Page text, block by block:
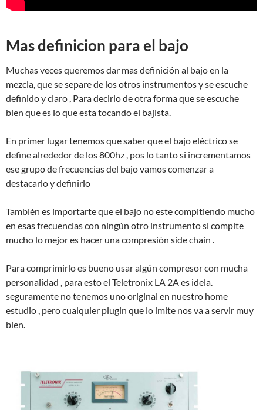
Mas definicion para el bajo
Muchas veces queremos dar mas definición al bajo en la
mezcla, que se separe de los otros instrumentos y se escuche
definido y claro , Para decirlo de otra forma que se escuche
bien que es lo que esta tocando el bajista.
En primer lugar tenemos que saber que el bajo eléctrico se
define alrededor de los 800hz , pos lo tanto si incrementamos
ese grupo de frecuencias del bajo vamos comenzar a
destacarlo y definirlo
También es importarte que el bajo no este compitiendo mucho
en esas frecuencias con ningún otro instrumento si compite
mucho lo mejor es hacer una compresión side chain .
Para comprimirlo es bueno usar algún compresor con mucha
personalidad , para esto el Teletronix LA 2A es idela.
seguramente no tenemos uno original en nuestro home
estudio , pero cualquier plugin que lo imite nos va a servir muy
bien.